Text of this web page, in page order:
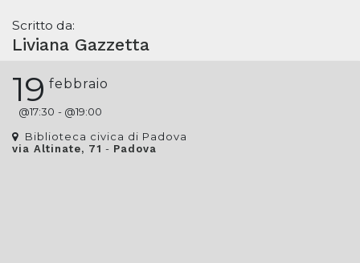
Scritto da:
Liviana Gazzetta
19 febbraio
@17:30 - @19:00
Biblioteca civica di Padova
via Altinate, 71 - Padova